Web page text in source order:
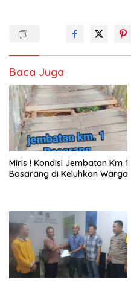
Baca Juga
Miris ! Kondisi Jembatan Km 1
Basarang di Keluhkan Warga